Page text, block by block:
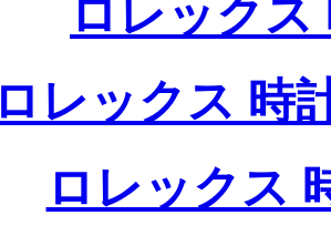
ロレックス
ロレックス 時
ロレックス